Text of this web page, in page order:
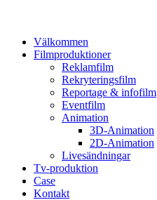
Välkommen
Filmproduktioner
Reklamfilm
Rekryteringsfilm
Reportage & infofilm
Eventfilm
Animation
3D-Animation
2D-Animation
Livesändningar
Tv-produktion
Case
Kontakt